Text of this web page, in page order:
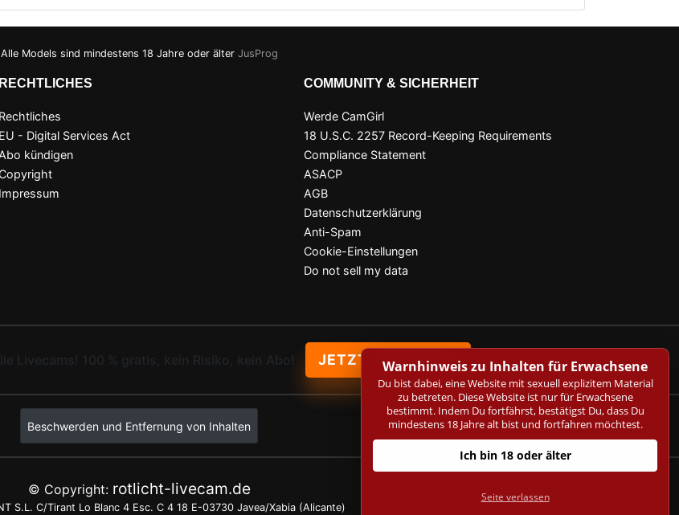
Alle Models sind mindestens 18 Jahre oder älter JusProg
RECHTLICHES
Rechtliches
EU - Digital Services Act
kündigen
Impressum
COMMUNITY & SICHERHEIT
Werde CamGirl
18 U.S.C. 2257 Record-Keeping Requirements
Compliance Statement
ASACP
AGB
Datenschutzerklärung
Anti-Spam
Cookie-Einstellungen
Do not sell my data
Livecams! 100 % gratis, kein Risiko, kein Abo! JETZT ANMELDEN
Beschwerden und Entfernung von Inhalten
© Copyright: rotlicht-livecam.de
S.L. C/Tirant Lo Blanc 4 Esc. C 4 18 E-03730 Javea/Xabia (Alicante)
Warnhinweis zu Inhalten für Erwachsene
Du bist dabei, eine Website mit sexuell explizitem Material
zu betreten. Diese Website ist nur für Erwachsene
bestimmt. Indem Du fortfährst, bestätigst Du, dass Du
mindestens 18 Jahre alt bist und fortfahren möchtest.
Ich bin 18 oder älter
Seite verlassen